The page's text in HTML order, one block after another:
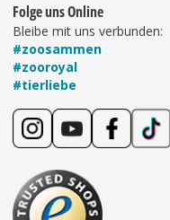
Folge uns Online
Bleibe mit uns verbunden:
#zoosammen
#zooroyal
#tierliebe